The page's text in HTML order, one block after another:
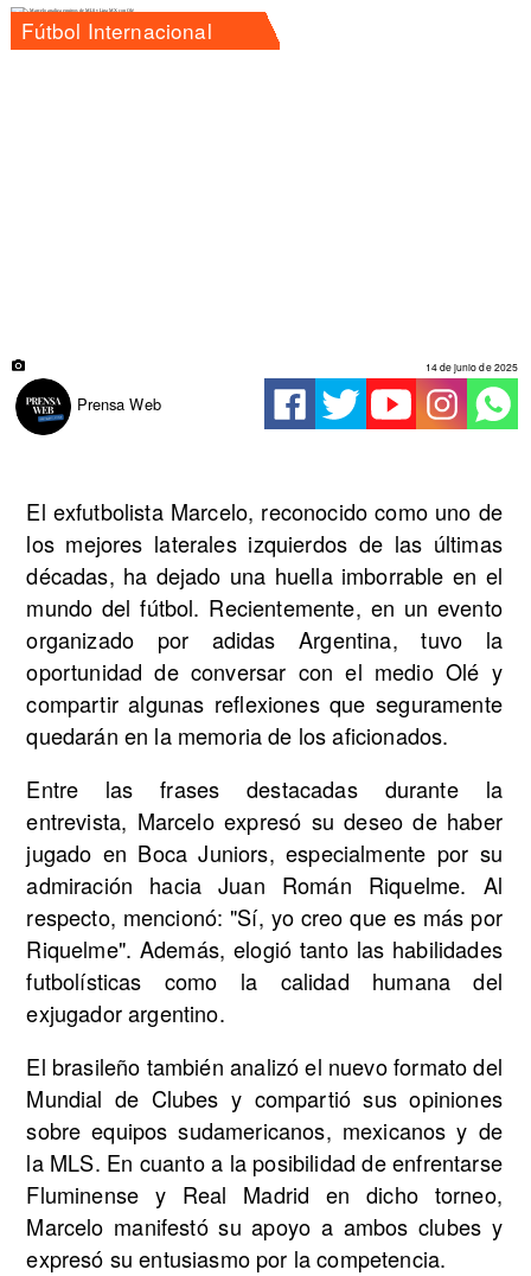
Fútbol Internacional
Prensa Web
14 de junio de 2025
El exfutbolista Marcelo, reconocido como uno de
los mejores laterales izquierdos de las últimas
décadas, ha dejado una huella imborrable en el
mundo del fútbol. Recientemente, en un evento
organizado por adidas Argentina, tuvo la
oportunidad de conversar con el medio Olé y
compartir algunas reflexiones que seguramente
quedarán en la memoria de los aficionados.
Entre las frases destacadas durante la
entrevista, Marcelo expresó su deseo de haber
jugado en Boca Juniors, especialmente por su
admiración hacia Juan Román Riquelme. Al
respecto, mencionó: "Sí, yo creo que es más por
Riquelme". Además, elogió tanto las habilidades
futbolísticas como la calidad humana del
exjugador argentino.
El brasileño también analizó el nuevo formato del
Mundial de Clubes y compartió sus opiniones
sobre equipos sudamericanos, mexicanos y de
la MLS. En cuanto a la posibilidad de enfrentarse
Fluminense y Real Madrid en dicho torneo,
Marcelo manifestó su apoyo a ambos clubes y
expresó su entusiasmo por la competencia.